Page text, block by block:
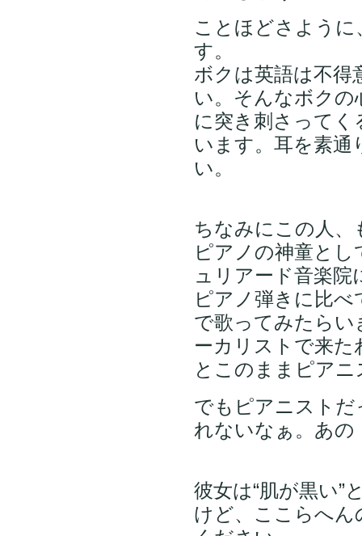
ことほどさよう
す。
ボクは英語は不得
い。そんなボク
に突き刺さって
います。耳を素通
い。
ちなみにこの人
ピアノの神童と
ュリアード音楽
ピアノ弾きに比
で歌ってみたらい
ーカリストで来
とこのままピア
でもピアニスト
れないなぁ。あの
彼女は“肌が黒い”
けど、ここらへん